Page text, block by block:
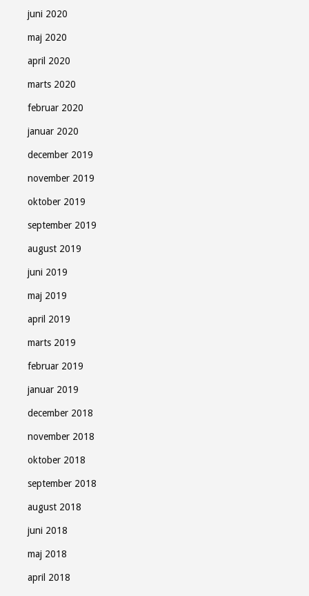
juni 2020
maj 2020
april 2020
marts 2020
februar 2020
januar 2020
december 2019
november 2019
oktober 2019
september 2019
august 2019
juni 2019
maj 2019
april 2019
marts 2019
februar 2019
januar 2019
december 2018
november 2018
oktober 2018
september 2018
august 2018
juni 2018
maj 2018
april 2018